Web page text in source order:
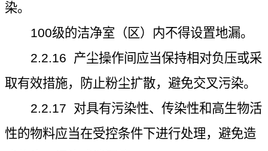
染。
100级的洁净室（区）内不得设置地漏。
2.2.16 产尘操作间应当保持相对负压或采
取有效措施，防止粉尘扩散，避免交叉污染。
2.2.17 对具有污染性、传染性和高生物活
性的物料应当在受控条件下进行处理，避免造